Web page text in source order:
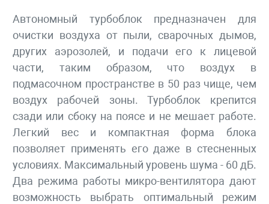
Автономный турбоблок предназначен для
очистки воздуха от пыли, сварочных дымов,
других аэрозолей, и подачи его к лицевой
части, таким образом, что воздух в
подмасочном пространстве в 50 раз чище, чем
воздух рабочей зоны. Турбоблок крепится
сзади или сбоку на поясе и не мешает работе.
Легкий вес и компактная форма блока
позволяет применять его даже в стесненных
условиях. Максимальный уровень шума - 60 дБ.
Два режима работы микро-вентилятора дают
возможность выбрать оптимальный режим